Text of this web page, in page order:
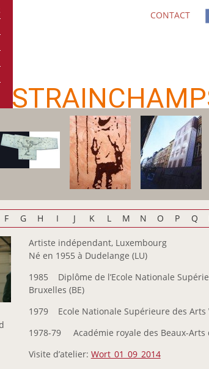
CONTACT
F G H I J K L M N O P Q
Artiste indépendant, Luxembourg
Né en 1955 à Dudelange (LU)
1985 Diplôme de l’Ecole Nationale
Bruxelles (BE)
1979 Ecole Nationale Supérieure des Arts
1978-79 Académie royale des Beaux-Arts
Visite d’atelier: Wort_01_09_2014